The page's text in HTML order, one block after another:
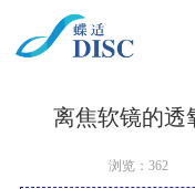
离焦软镜的透
浏览： 362